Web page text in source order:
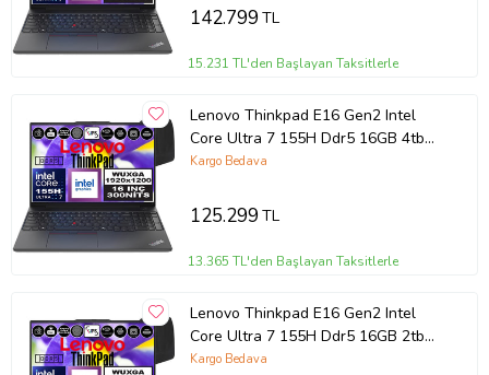
Bilgisayar 21MA002UTXH16 + Zetta
142.799TL
15.231 TL'den Başlayan Taksitlerle
Lenovo Thinkpad E16 Gen2 Intel
Core Ultra 7 155H Ddr5 16GB 4tb
SSD Intel® Aı Boost 16" Wuxga IPS
Bilgisayar 21MA002UTXH04 + Zetta
Kargo Bedava
125.299TL
13.365 TL'den Başlayan Taksitlerle
Lenovo Thinkpad E16 Gen2 Intel
Core Ultra 7 155H Ddr5 16GB 2tb
SSD Intel® Aı Boost 16" Wuxga IPS
Kargo Bedava